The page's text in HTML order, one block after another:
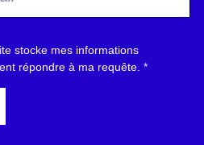
stocke mes informations
répondre à ma requête. *